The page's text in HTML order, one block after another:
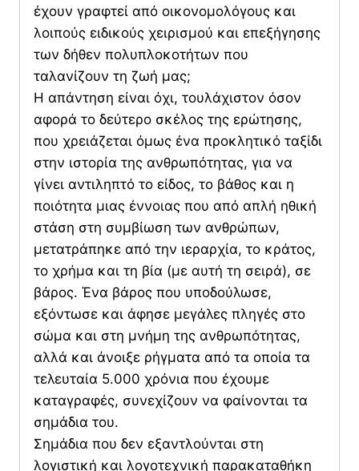
έχουν γραφτεί από οικονομολόγους και
λοιπούς ειδικούς χειρισμού και επεξήγησης
των δήθεν πολυπλοκοτήτων που
ταλανίζουν τη ζωή μας;
Η απάντηση είναι όχι, τουλάχιστον όσον
αφορά το δεύτερο σκέλος της ερώτησης,
που χρειάζεται όμως ένα προκλητικό ταξίδι
στην ιστορία της ανθρωπότητας, για να
γίνει αντιληπτό το είδος, το βάθος και η
ποιότητα μιας έννοιας που από απλή ηθική
στάση στη συμβίωση των ανθρώπων,
μετατράπηκε από την ιεραρχία, το κράτος,
το χρήμα και τη βία (με αυτή τη σειρά), σε
βάρος. Ένα βάρος που υποδούλωσε,
εξόντωσε και άφησε μεγάλες πληγές στο
σώμα και στη μνήμη της ανθρωπότητας,
αλλά και άνοιξε ρήγματα από τα οποία τα
τελευταία 5.000 χρόνια που έχουμε
καταγραφές, συνεχίζουν να φαίνονται τα
σημάδια του.
Σημάδια που δεν εξαντλούνται στη
λογιστική και λογοτεχνική παρακαταθήκη